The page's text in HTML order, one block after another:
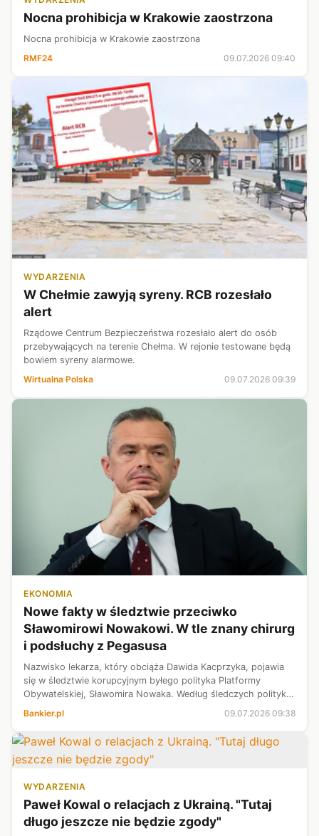
Nocna prohibicja w Krakowie zaostrzona
Nocna prohibicja w Krakowie zaostrzona
RMF24
09.07.2026 09:40
WYDARZENIA
W Chełmie zawyją syreny. RCB rozesłało
alert
Rządowe Centrum Bezpieczeństwa rozesłało alert do osób
przebywających na terenie Chełma. W rejonie testowane będą
bowiem syreny alarmowe.
Wirtualna Polska
09.07.2026 09:39
EKONOMIA
Nowe fakty w śledztwie przeciwko
Sławomirowi Nowakowi. W tle znany chirurg
i podsłuchy z Pegasusa
Nazwisko lekarza, który obciąża Dawida Kacprzyka, pojawia
się w śledztwie korupcyjnym byłego polityka Platformy
Obywatelskiej, Sławomira Nowaka. Według śledczych polityk
lekarskiego - pisze czwartkowa ...
Bankier.pl 09.07.2026 09:38
WYDARZENIA
Paweł Kowal o relacjach z Ukrainą. "Tutaj
długo jeszcze nie będzie zgody"